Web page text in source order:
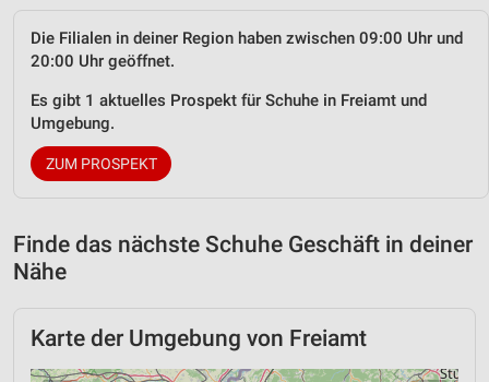
Die Filialen in deiner Region haben zwischen 09:00 Uhr und
20:00 Uhr geöffnet.
Es gibt 1 aktuelles Prospekt für Schuhe in Freiamt und
Umgebung.
ZUM PROSPEKT
Finde das nächste Schuhe Geschäft in deiner
Nähe
Karte der Umgebung von Freiamt